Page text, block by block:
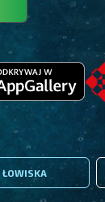
ŁOWISKA